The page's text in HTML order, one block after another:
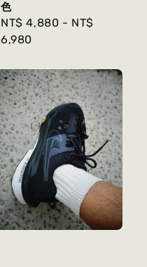
色
Regular
price
NT$ 4,880 - NT$
6,980